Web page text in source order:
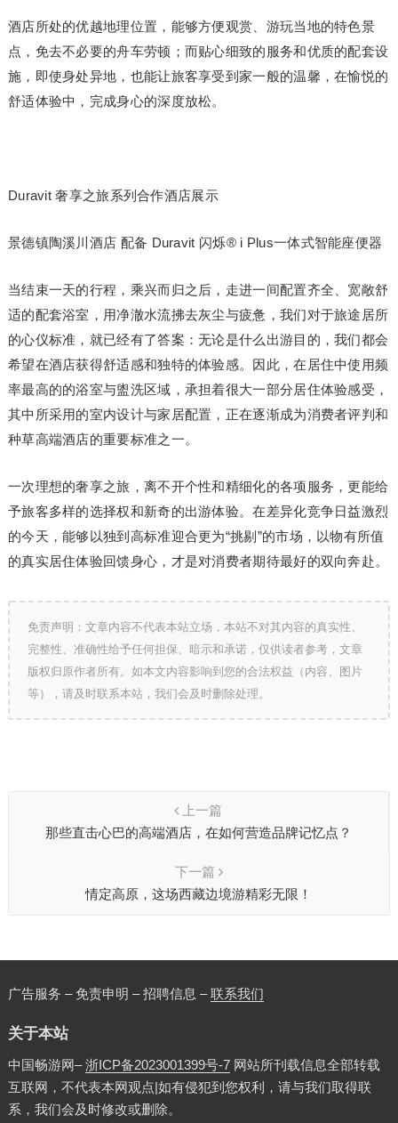
酒店所处的优越地理位置，能够方便观赏、游玩当地的特色景
点，免去不必要的舟车劳顿；而贴心细致的服务和优质的配套设
施，即使身处异地，也能让旅客享受到家一般的温馨，在愉悦的
舒适体验中，完成身心的深度放松。
Duravit 奢享之旅系列合作酒店展示
景德镇陶溪川酒店 配备 Duravit 闪烁® i Plus一体式智能座便器
当结束一天的行程，乘兴而归之后，走进一间配置齐全、宽敞舒
适的配套浴室，用净澈水流拂去灰尘与疲惫，我们对于旅途居所
的心仪标准，就已经有了答案：无论是什么出游目的，我们都会
希望在酒店获得舒适感和独特的体验感。因此，在居住中使用频
率最高的的浴室与盥洗区域，承担着很大一部分居住体验感受，
其中所采用的室内设计与家居配置，正在逐渐成为消费者评判和
种草高端酒店的重要标准之一。
一次理想的奢享之旅，离不开个性和精细化的各项服务，更能给
予旅客多样的选择权和新奇的出游体验。在差异化竞争日益激烈
的今天，能够以独到高标准迎合更为“挑剔”的市场，以物有所值
的真实居住体验回馈身心，才是对消费者期待最好的双向奔赴。
免责声明：文章内容不代表本站立场，本站不对其内容的真实性、
完整性、准确性给予任何担保、暗示和承诺，仅供读者参考，文章
版权归原作者所有。如本文内容影响到您的合法权益（内容、图片
等），请及时联系本站，我们会及时删除处理。
上一篇
那些直击心巴的高端酒店，在如何营造品牌记忆点？
下一篇
情定高原，这场西藏边境游精彩无限！
广告服务 – 免责申明 – 招聘信息 –联系我们
关于本站
中国畅游网–浙ICP备2023001399号-7网站所刊载信息全部转载
互联网，不代表本网观点|如有侵犯到您权利，请与我们取得联
系，我们会及时修改或删除。